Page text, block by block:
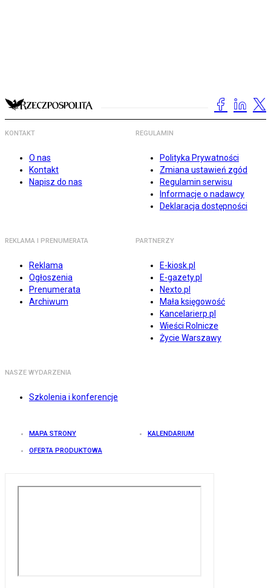
KONTAKT
O nas
Kontakt
Napisz do nas
REGULAMIN
Polityka Prywatności
Zmiana ustawień zgód
Regulamin serwisu
Informacje o nadawcy
Deklaracja dostępności
REKLAMA I PRENUMERATA
Reklama
Ogłoszenia
Prenumerata
Archiwum
PARTNERZY
E-kiosk.pl
E-gazety.pl
Nexto.pl
Mała księgowość
Kancelarierp.pl
Wieści Rolnicze
Życie Warszawy
NASZE WYDARZENIA
Szkolenia i konferencje
MAPA STRONY KALENDARIUM
OFERTA PRODUKTOWA